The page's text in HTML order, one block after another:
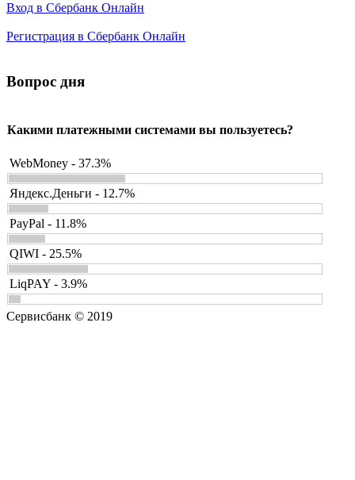
Вход в Сбербанк Онлайн
Регистрация в Сбербанк Онлайн
Вопрос дня
Какими платежными системами вы пользуетесь?
WebMoney - 37.3%
Яндекс.Деньги - 12.7%
PayPal - 11.8%
QIWI - 25.5%
LiqPAY - 3.9%
Сервисбанк © 2019